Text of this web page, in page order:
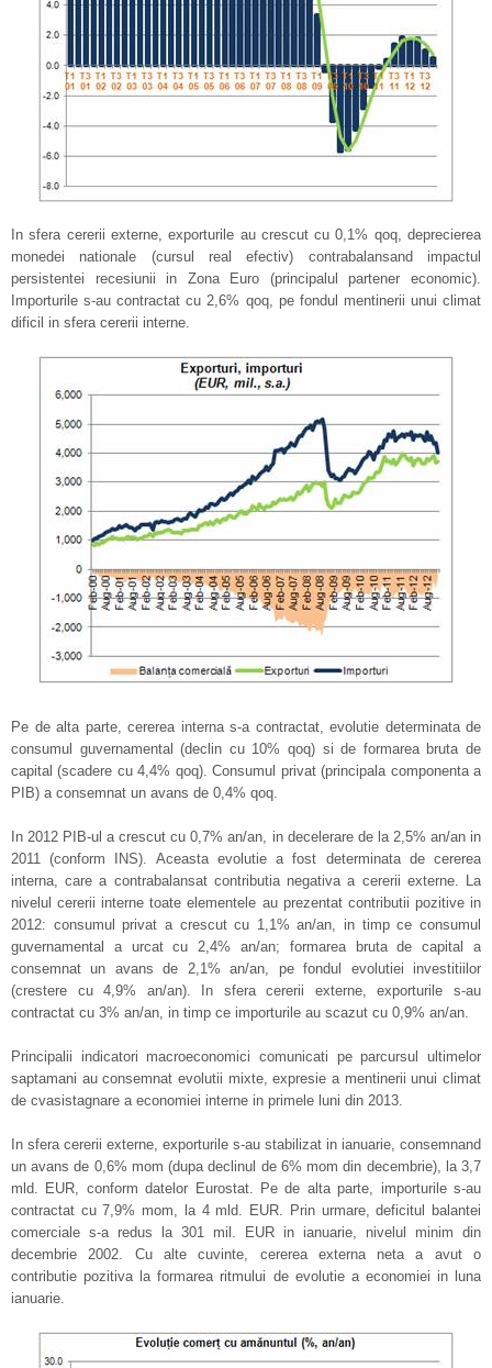
In sfera cererii externe, exporturile au crescut cu 0,1% qoq, deprecierea
monedei nationale (cursul real efectiv) contrabalansand impactul
persistentei recesiunii in Zona Euro (principalul partener economic).
Importurile s-au contractat cu 2,6% qoq, pe fondul mentinerii unui climat
dificil in sfera cererii interne.
Pe de alta parte, cererea interna s-a contractat, evolutie determinata de
consumul guvernamental (declin cu 10% qoq) si de formarea bruta de
capital (scadere cu 4,4% qoq). Consumul privat (principala componenta a
PIB) a consemnat un avans de 0,4% qoq.
In 2012 PIB-ul a crescut cu 0,7% an/an, in decelerare de la 2,5% an/an in
2011 (conform INS). Aceasta evolutie a fost determinata de cererea
interna, care a contrabalansat contributia negativa a cererii externe. La
nivelul cererii interne toate elementele au prezentat contributii pozitive in
2012: consumul privat a crescut cu 1,1% an/an, in timp ce consumul
guvernamental a urcat cu 2,4% an/an; formarea bruta de capital a
consemnat un avans de 2,1% an/an, pe fondul evolutiei investitiilor
(crestere cu 4,9% an/an). In sfera cererii externe, exporturile s-au
contractat cu 3% an/an, in timp ce importurile au scazut cu 0,9% an/an.
Principalii indicatori macroeconomici comunicati pe parcursul ultimelor
saptamani au consemnat evolutii mixte, expresie a mentinerii unui climat
de cvasistagnare a economiei interne in primele luni din 2013.
In sfera cererii externe, exporturile s-au stabilizat in ianuarie, consemnand
un avans de 0,6% mom (dupa declinul de 6% mom din decembrie), la 3,7
mld. EUR, conform datelor Eurostat. Pe de alta parte, importurile s-au
contractat cu 7,9% mom, la 4 mld. EUR. Prin urmare, deficitul balantei
comerciale s-a redus la 301 mil. EUR in ianuarie, nivelul minim din
decembrie 2002. Cu alte cuvinte, cererea externa neta a avut o
contributie pozitiva la formarea ritmului de evolutie a economiei in luna
ianuarie.